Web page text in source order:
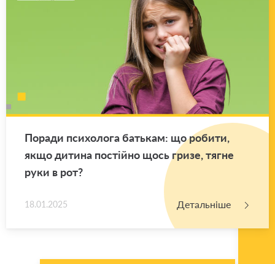
По­ра­ди пси­хо­ло­га ба­тькам: що ро­би­ти,
якщо ди­ти­на по­стій­но щось гризе, тягне
руки в рот?
18.01.2025 Детальніше